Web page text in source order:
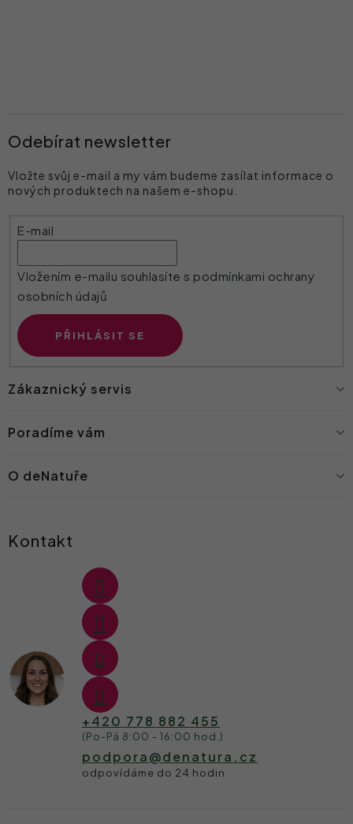
Odebírat newsletter
Vložte svůj e-mail a my vám budeme zasílat informace o
nových produktech na našem e-shopu.
E-mail
Vložením e-mailu souhlasíte s podmínkami ochrany
osobních údajů
PŘIHLÁSIT SE
Zákaznický servis
Poradíme vám
O deNatuře
Kontakt
podpora@denatura.cz
+420 778 882 455